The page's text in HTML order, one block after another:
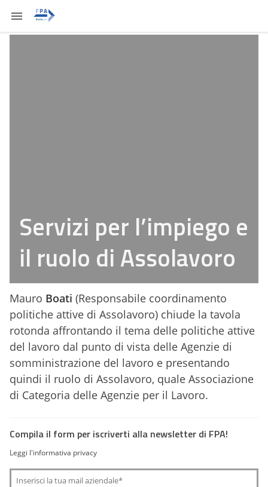
Servizi per l’impiego e
il ruolo di Assolavoro
Mauro Boati (Responsabile coordinamento
politiche attive di Assolavoro) chiude la tavola
rotonda affrontando il tema delle politiche attive
del lavoro dal punto di vista delle Agenzie di
somministrazione del lavoro e presentando
quindi il ruolo di Assolavoro, quale Associazione
di Categoria delle Agenzie per il Lavoro.
Compila il form per iscriverti alla newsletter di FPA!
Leggi l'informativa privacy